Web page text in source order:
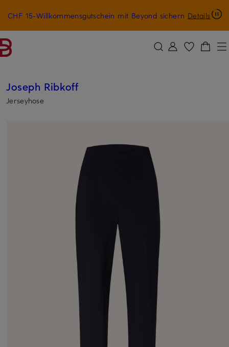
ZUM HAUPTINHALT ÜBERSPRINGEN ZUM SUCHFELD ÜBERSPRINGEN
CHF 15-Willkommensgutschein mit Beyond sichern Details
Joseph Ribkoff
Jerseyhose